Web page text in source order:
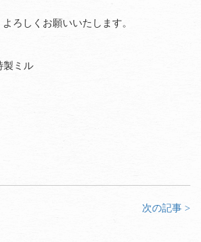
ろしくお願いいたします。
製ミル
次の記事 >